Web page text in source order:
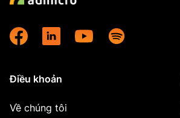
Điều khoản
Về chúng tôi